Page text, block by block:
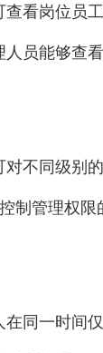
看岗位员
员能够查
不同级别
制管理权限
同一时间